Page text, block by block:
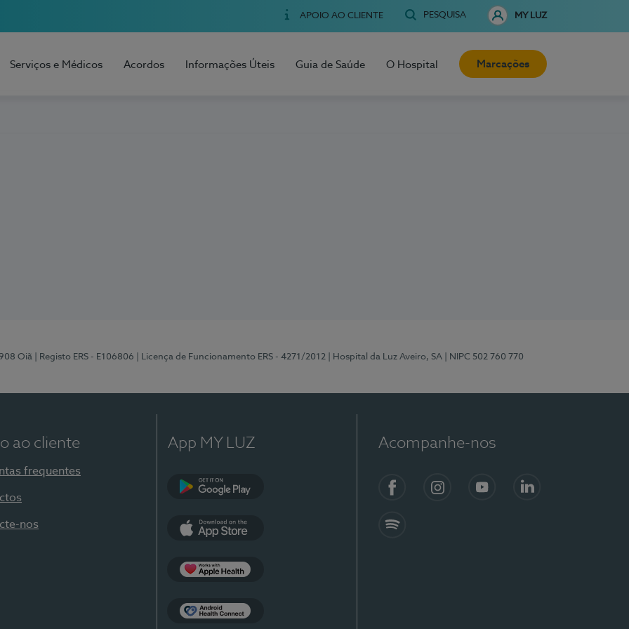
APOIO AO CLIENTE PESQUISA MY LUZ
Serviços e Médicos Acordos Informações Úteis Guia de Saúde O Hospital Marcações
Oiã | Registo ERS - E106806 | Licença de Funcionamento ERS - 4271/2012 | Hospital da Luz Aveiro, SA | NIPC 502 760 770
ao cliente
frequentes
nos
App MY LUZ Acompanhe-nos